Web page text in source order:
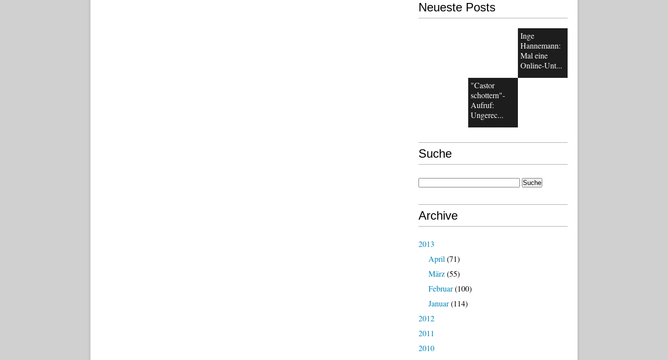
Neueste Posts
Inge
Hannemann:
Mal eine
Online-Unt...
"Castor
schottern"-
Aufruf:
Ungerec...
Suche
Archive
2013
April (71)
März(55)
Februar(100)
Januar(114)
2012
2011
2010